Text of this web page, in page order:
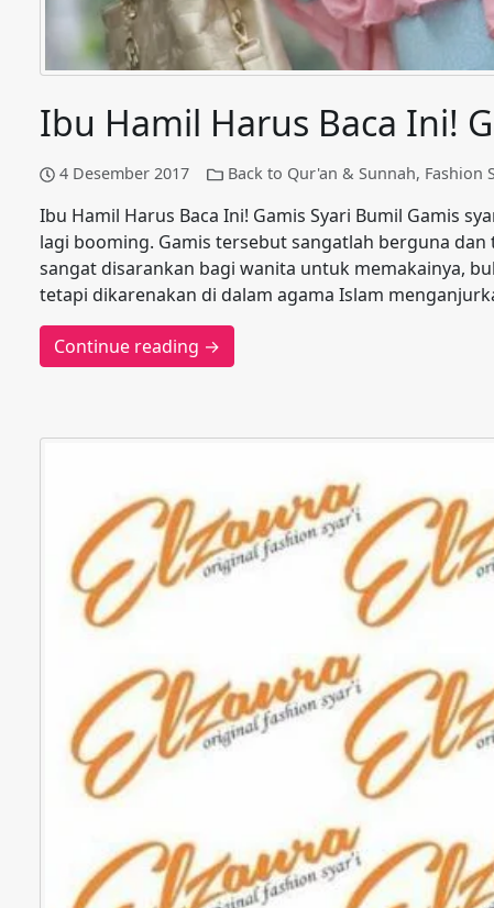
Ibu Hamil Harus Baca Ini!
4 Desember 2017 Back to Qur'an & Sunnah, Fashion
Ibu Hamil Harus Baca Ini! Gamis Syari Bumil Gamis
lagi booming. Gamis tersebut sangatlah berguna
sangat disarankan bagi wanita untuk memakainya,
tetapi dikarenakan di dalam agama Islam
Continue reading →